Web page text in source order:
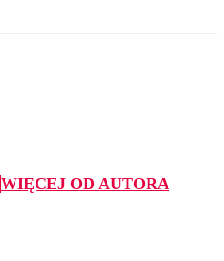
WIĘCEJ OD AUTORA